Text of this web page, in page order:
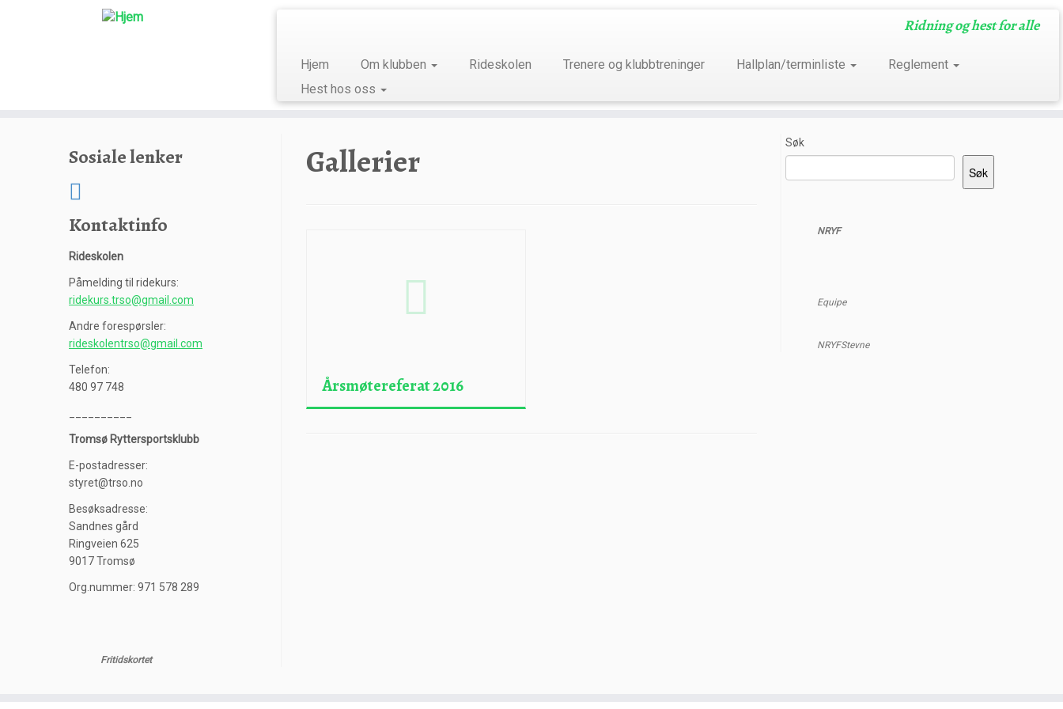
Ridning og hest for alle
Hjem Om klubben Rideskolen Trenere og klubbtreninger Hallplan/terminliste
Reglement
Hest hos oss
Sosiale lenker
Kontaktinfo
Rideskolen
Påmelding til ridekurs:
ridekurs.trso@gmail.com
Andre forespørsler:
rideskolentrso@gmail.com
Telefon:
480 97 748
Tromsø Ryttersportsklubb
E-postadresser:
styret@trso.no
Besøksadresse:
Sandnes gård
Ringveien 625
9017 Tromsø
Org.nummer: 971 578 289
Fritidskortet
Gallerier
Årsmøtereferat 2016
Søk
Søk
NRYF
Equipe
NRYFStevne